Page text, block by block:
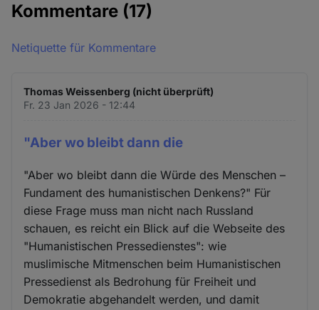
Kommentare (17)
Netiquette für Kommentare
Thomas Weissenberg (nicht überprüft)
Fr. 23 Jan 2026 - 12:44
"Aber wo bleibt dann die
"Aber wo bleibt dann die Würde des Menschen –
Fundament des humanistischen Denkens?" Für
diese Frage muss man nicht nach Russland
schauen, es reicht ein Blick auf die Webseite des
"Humanistischen Pressedienstes": wie
muslimische Mitmenschen beim Humanistischen
Pressedienst als Bedrohung für Freiheit und
Demokratie abgehandelt werden, und damit